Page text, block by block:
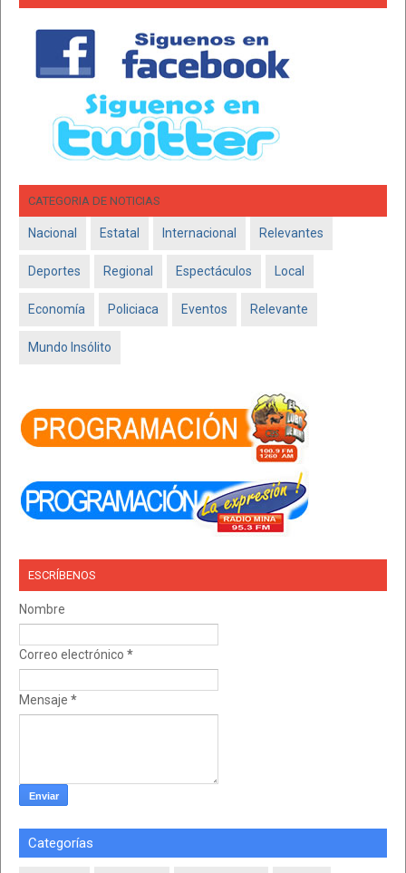
CATEGORIA DE NOTICIAS
Nacional Estatal Internacional Relevantes
Deportes Regional Espectáculos Local
Economía Policiaca Eventos Relevante
Mundo Insólito
ESCRÍBENOS
Nombre
Correo electrónico *
Mensaje *
Categorías